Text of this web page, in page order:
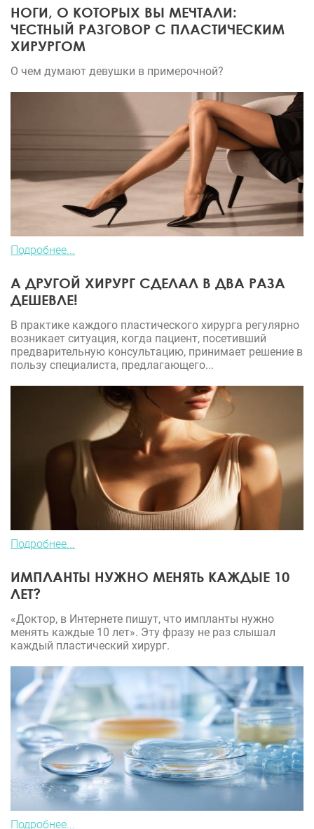
НОГИ, О КОТОРЫХ ВЫ МЕЧТАЛИ:
ЧЕСТНЫЙ РАЗГОВОР С ПЛАСТИЧЕСКИМ
ХИРУРГОМ
О чем думают девушки в примерочной?
Подробнее...
А ДРУГОЙ ХИРУРГ СДЕЛАЛ В ДВА РАЗА
ДЕШЕВЛЕ!
В практике каждого пластического хирурга регулярно
возникает ситуация, когда пациент, посетивший
предварительную консультацию, принимает решение в
пользу специалиста, предлагающего...
Подробнее...
ИМПЛАНТЫ НУЖНО МЕНЯТЬ КАЖДЫЕ 10
ЛЕТ?
«Доктор, в Интернете пишут, что импланты нужно
менять каждые 10 лет». Эту фразу не раз слышал
каждый пластический хирург.
Подробнее...